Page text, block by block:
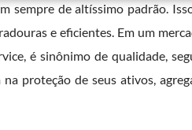
sempre de altíssimo padrão.
e eficientes. Em um
é sinônimo de qualidade,
proteção de seus ativos,